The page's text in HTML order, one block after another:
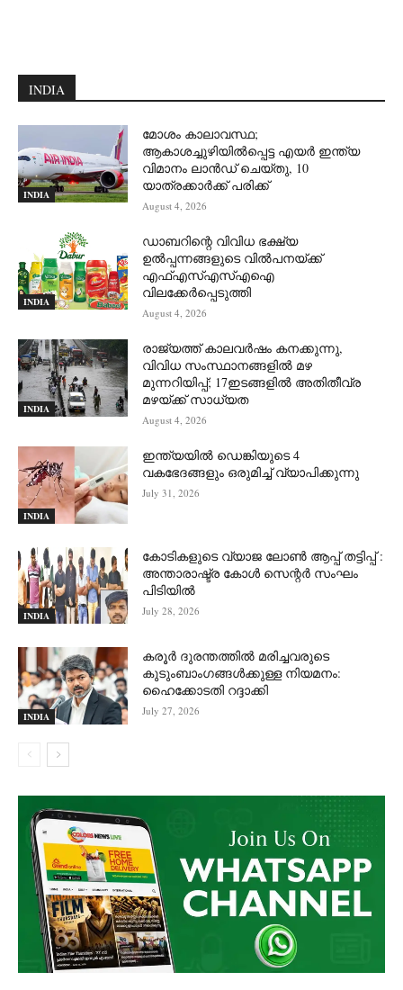
INDIA
INDIA
മോശം കാലാവസ്ഥ;
ആകാശച്ചുഴിയില്‍പ്പെട്ട എയര്‍ ഇന്ത്യ
വിമാനം ലാന്‍ഡ് ചെയ്തു, 10
യാത്രക്കാര്‍ക്ക് പരിക്ക്
August 4, 2026
INDIA
ഡാബറിന്റെ വിവിധ ഭക്ഷ്യ
ഉൽപ്പന്നങ്ങളുടെ വിൽപനയ്ക്ക്
എഫ്എസ്എസ്എഐ
വിലക്കേർപ്പെടുത്തി
August 4, 2026
INDIA
രാജ്യത്ത് കാലവർഷം കനക്കുന്നു,
വിവിധ സംസ്ഥാനങ്ങളിൽ മഴ
മുന്നറിയിപ്പ്; 17ഇടങ്ങളിൽ അതിതീവ്ര
മഴയ്ക്ക് സാധ്യത
August 4, 2026
INDIA
ഇന്ത്യയിൽ ഡെങ്കിയുടെ 4
വകഭേദങ്ങളും ഒരുമിച്ച് വ്യാപിക്കുന്നു
July 31, 2026
INDIA
കോടികളുടെ വ്യാജ ലോൺ ആപ്പ് തട്ടിപ്പ് :
അന്താരാഷ്ട്ര കോൾ സെന്റർ സംഘം
പിടിയില്‍
July 28, 2026
INDIA
കരൂർ ദുരന്തത്തിൽ മരിച്ചവരുടെ
കുടുംബാംഗങ്ങൾക്കുള്ള നിയമനം:
ഹൈക്കോടതി റദ്ദാക്കി
July 27, 2026